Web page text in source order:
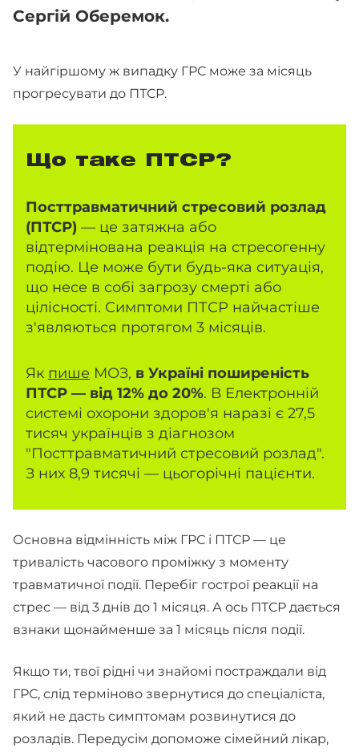
Сергій Оберемок.
У найгіршому ж випадку ГРС може за місяць
прогресувати до ПТСР.
Що таке ПТСР?
Посттравматичний стресовий розлад
(ПТСР) — це затяжна або
відтермінована реакція на стресогенну
подію. Це може бути будь-яка ситуація,
що несе в собі загрозу смерті або
цілісності. Симптоми ПТСР найчастіше
з'являються протягом 3 місяців.
Як пише МОЗ, в Україні поширеність
ПТСР — від 12% до 20%. В Електронній
системі охорони здоров'я наразі є 27,5
тисяч українців з діагнозом
"Посттравматичний стресовий розлад".
З них 8,9 тисячі — цьогорічні пацієнти.
Основна відмінність між ГРС і ПТСР — це
тривалість часового проміжку з моменту
травматичної події. Перебіг гострої реакції на
стрес — від 3 днів до 1 місяця. А ось ПТСР дається
взнаки щонайменше за 1 місяць після події.
Якщо ти, твої рідні чи знайомі постраждали від
ГРС, слід терміново звернутися до спеціаліста,
який не дасть симптомам розвинутися до
розладів. Передусім допоможе сімейний лікар,